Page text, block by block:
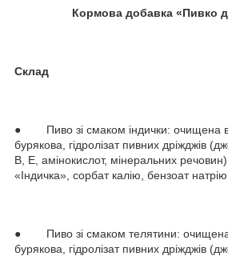
Кормова добавка «Пивко
Склад
● Пиво зі смаком індички: очищена
бурякова, гідролізат пивних дріжджів
В, Е, амінокислот, мінеральних
«Індичка», сорбат калію, бензоат натрію.
● Пиво зі смаком телятини:
бурякова, гідролізат пивних дріжджів